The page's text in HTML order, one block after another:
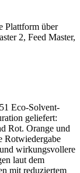
Plattform über
2, Feed Master,
Eco-Solvent-
geliefert:
Rot. Orange und
Rotwiedergabe
wirkungsvollere
laut dem
mit reduziertem